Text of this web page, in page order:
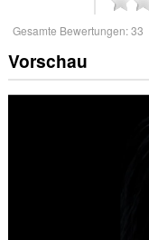
Gesamte Bewertungen:33
Vorschau